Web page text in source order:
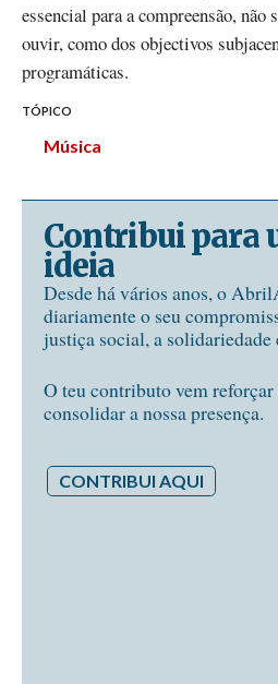
essencial para a compreensão, não
ouvir, como dos objectivos
programáticas.
TÓPICO
Música
Contribui para
ideia
Desde há vários anos, o
diariamente o seu
justiça social, a solidariedade
O teu contributo vem
consolidar a nossa presença.
CONTRIBUI AQUI